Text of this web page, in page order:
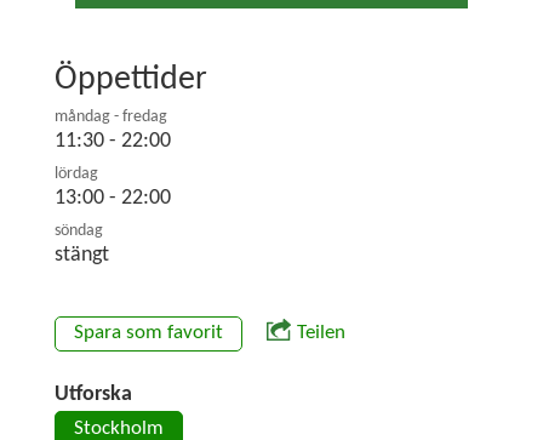
Öppettider
måndag - fredag
11:30 - 22:00
lördag
13:00 - 22:00
söndag
stängt
Spara som favorit Teilen
Utforska
Stockholm